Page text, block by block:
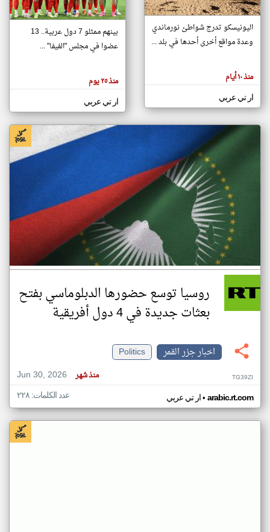
تغيير الدولة
اخبار جزر القمر على مدار الساعة
أهم اخبار جزر القمر العاجلة والمباشرة
هنا عن
وجهة
كاتبيها.
اليونيسكو تدرج شواطئ نورماندي
وعدة مواقع أخرى أحدها في بلد ...
منذ ١٠ أيام
ار تي عربي
بينهم ممثلو 7 دول عربية.. 13
عضوا في مجلس "الفيفا" ...
منذ ٢٥ يوم
ار تي عربي
روسيا توسع حضورها الدبلوماسي بفتح
بعثات جديدة في 4 دول أفريقية
اخبار جزر القمر
Politics
Jun 30, 2026
منذ شهر TG39ZI
ار تي عربي• arabic.rt.com عدد الكلمات: ٢٢٨
klyoum.com